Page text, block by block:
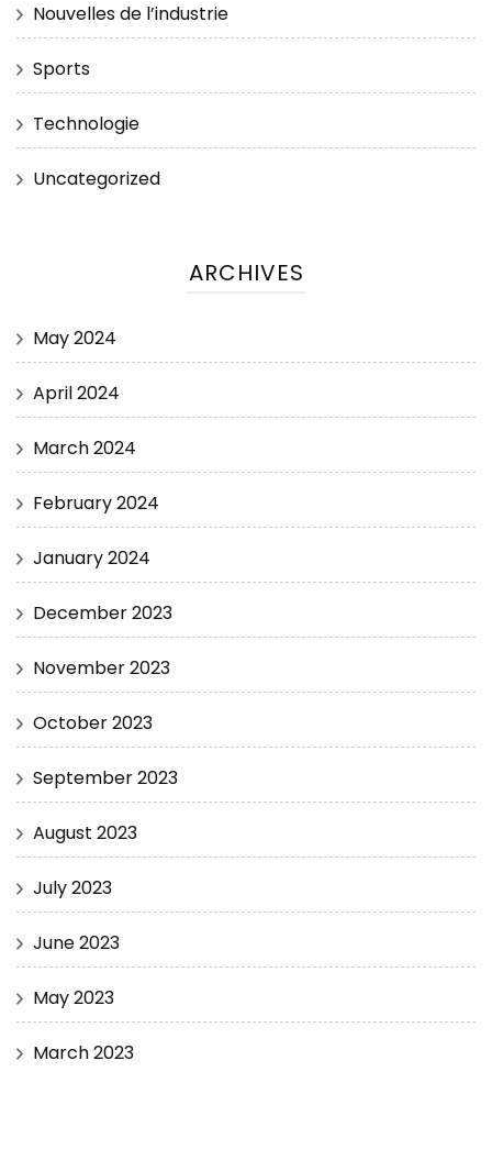
Nouvelles de l’industrie
Sports
Technologie
Uncategorized
ARCHIVES
May 2024
April 2024
March 2024
February 2024
January 2024
December 2023
November 2023
October 2023
September 2023
August 2023
July 2023
June 2023
May 2023
March 2023